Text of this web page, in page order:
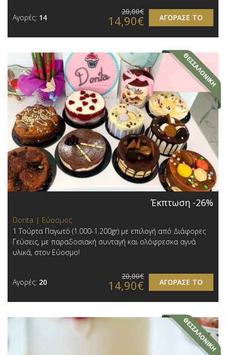
Αγορές: 14 ΑΓΟΡΑΣΕ ΤΟ
20,00€
14,90€
Έκπτωση -26%
Dorita | Εύοσμος
1 Τούρτα Παγωτό (1.000-1.200gr) με επιλογή από Διάφορες
Γεύσεις, με παραδοσιακή συνταγή και ολόφρεσκα αγνά
υλικά, στον Εύοσμο!
Αγορές: 20 ΑΓΟΡΑΣΕ ΤΟ
20,00€
14,90€